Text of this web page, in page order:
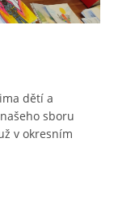
dětí a
sboru
v okresním